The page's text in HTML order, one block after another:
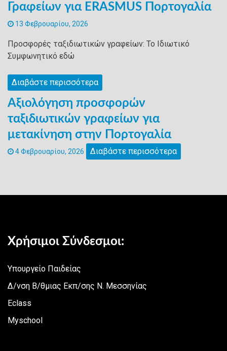
Γραφείων για ERASMUS Πορτογαλία
13 Φεβρουαρίου, 2026
Προσφορές ταξιδιωτικών γραφείων: Το Ιδιωτικό
Συμφωνητικό εδώ
Διαβάστε περισσότερα
Αξιολόγηση προσφορών
ταξιδιωτικών γραφείων για
μετακίνηση στην Πορτογαλία
4 Φεβρουαρίου, 2026 Διαβάστε περισσότερα
Χρήσιμοι Σύνδεσμοι:
Υπουργείο Παιδείας
Δ/νση Β/θμιας Εκπ/σης Ν. Μεσσηνίας
Eclass
Myschool